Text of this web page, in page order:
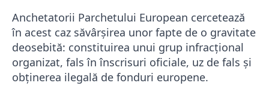
Anchetatorii Parchetului European cercetează
în acest caz săvârșirea unor fapte de o gravitate
deosebită: constituirea unui grup infracțional
organizat, fals în înscrisuri oficiale, uz de fals și
obținerea ilegală de fonduri europene.